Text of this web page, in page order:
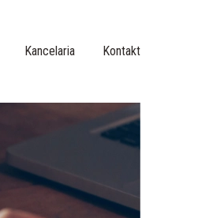
Kancelaria Kontakt